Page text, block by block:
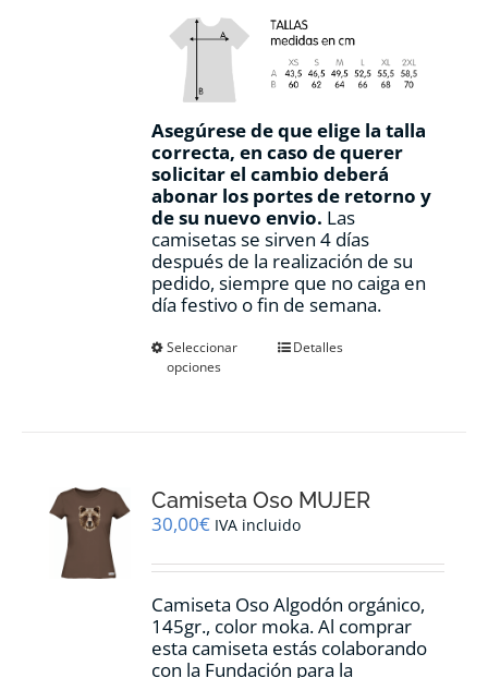
Asegúrese de que elige la talla
correcta, en caso de querer
solicitar el cambio deberá
abonar los portes de retorno y
de su nuevo envio. Las
camisetas se sirven 4 días
después de la realización de su
pedido, siempre que no caiga en
día festivo o fin de semana.
Seleccionar
opciones
Este
se
pueden
en
página
de
producto
Detalles
Camiseta Oso MUJER
30,00€ IVA incluido
Camiseta Oso Algodón orgánico,
145gr., color moka. Al comprar
esta camiseta estás colaborando
con la Fundación para la